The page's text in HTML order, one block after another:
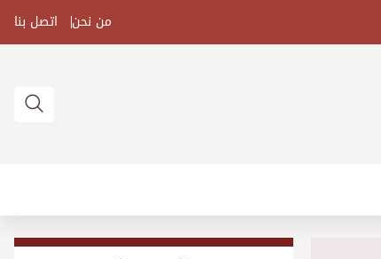
من نحن اتصل بنا